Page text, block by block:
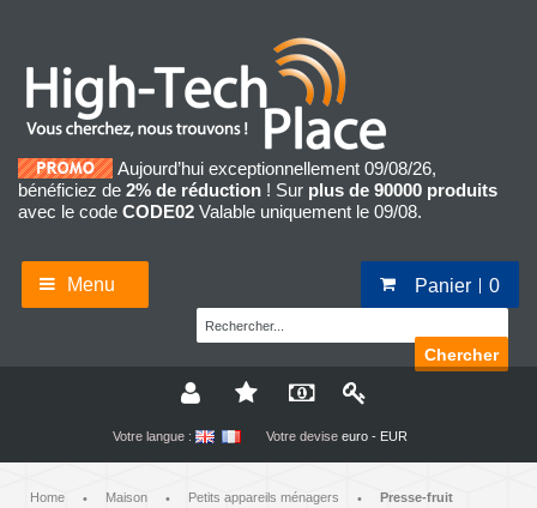
Aujourd’hui exceptionnellement 09/08/26,
bénéficiez de 2% de réduction ! Sur plus de 90000 produits
avec le code CODE02 Valable uniquement le 09/08.
Menu Panier 0
Chercher
Votre langue : Votre devise euro - EUR
Home • Maison • Petits appareils ménagers • Presse-fruit